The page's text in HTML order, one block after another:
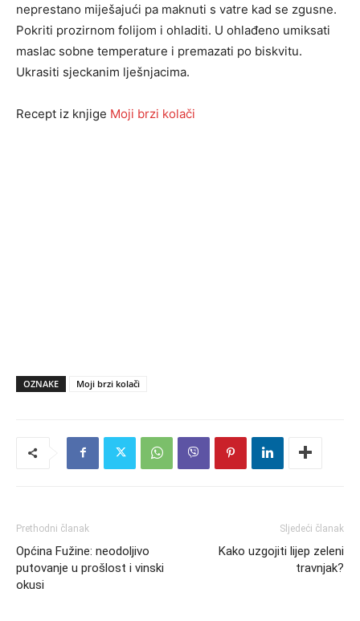
neprestano miješajući pa maknuti s vatre kad se zgusne.
Pokriti prozir­nom folijom i ohladiti. U ohlađeno umiksati
maslac sobne temperature i premazati po biskvitu.
Ukrasiti sjeckanim lješnjacima.
Recept iz knjige Moji brzi kolači
OZNAKE Moji brzi kolači
Prethodni članak
Općina Fužine: neodoljivo
putovanje u prošlost i vinski
okusi
Sljedeći članak
Kako uzgojiti lijep zeleni
travnjak?